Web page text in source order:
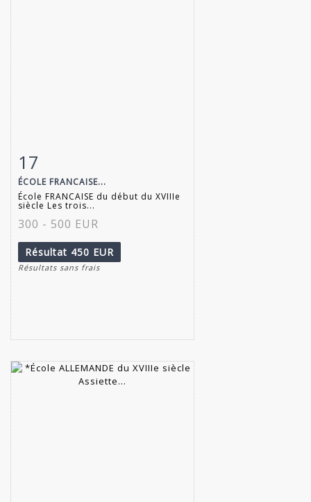
Fiche détaillée
17
ÉCOLE FRANCAISE...
École FRANCAISE du début du XVIIIe
siècle Les trois...
300 - 500 EUR
Résultat 450 EUR
Résultats sans frais